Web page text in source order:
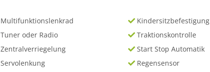
Multifunktionslenkrad
Tuner oder Radio
Zentralverriegelung
Servolenkung
Kindersitzbefestigung
Traktionskontrolle
Start Stop Automatik
Regensensor